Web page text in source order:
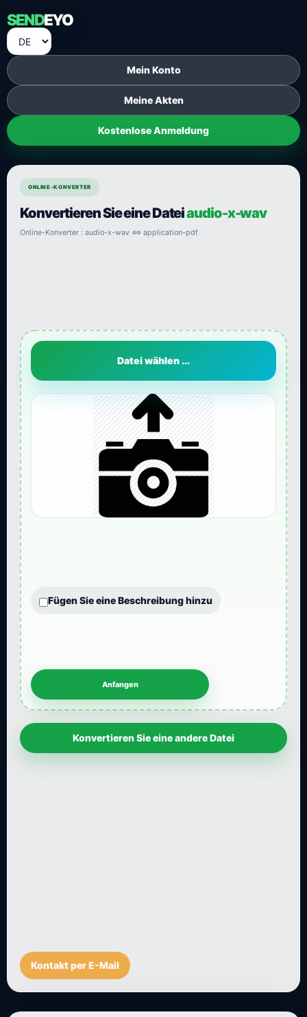
SENDEYO
Mein Konto
Meine Akten
Kostenlose Anmeldung
ONLINE-KONVERTER
Konvertieren Sie eine Dateiaudio-x-wav
Online-Konverter : audio-x-wav ⇔ application-pdf
Datei wählen ...
Fügen Sie eine Beschreibung hinzu
Konvertieren Sie eine andere Datei
Kontakt per E-Mail